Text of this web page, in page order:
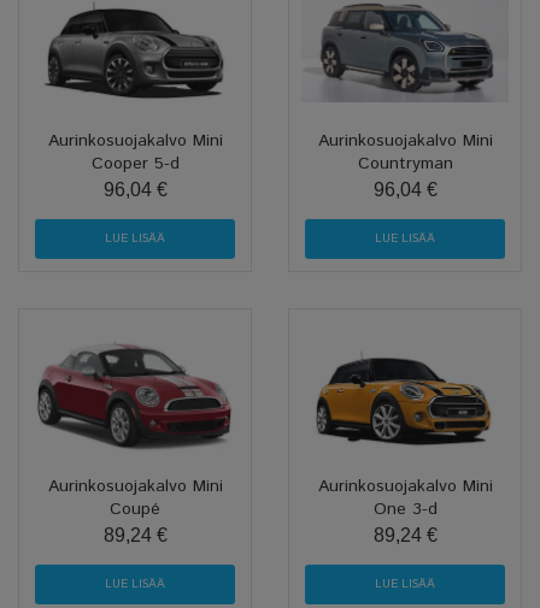
Aurinkosuojakalvo Mini
Cooper 5-d
96,04 €
LUE LISÄÄ
Aurinkosuojakalvo Mini
Countryman
96,04 €
LUE LISÄÄ
Aurinkosuojakalvo Mini
Coupé
89,24 €
LUE LISÄÄ
Aurinkosuojakalvo Mini
One 3-d
89,24 €
LUE LISÄÄ